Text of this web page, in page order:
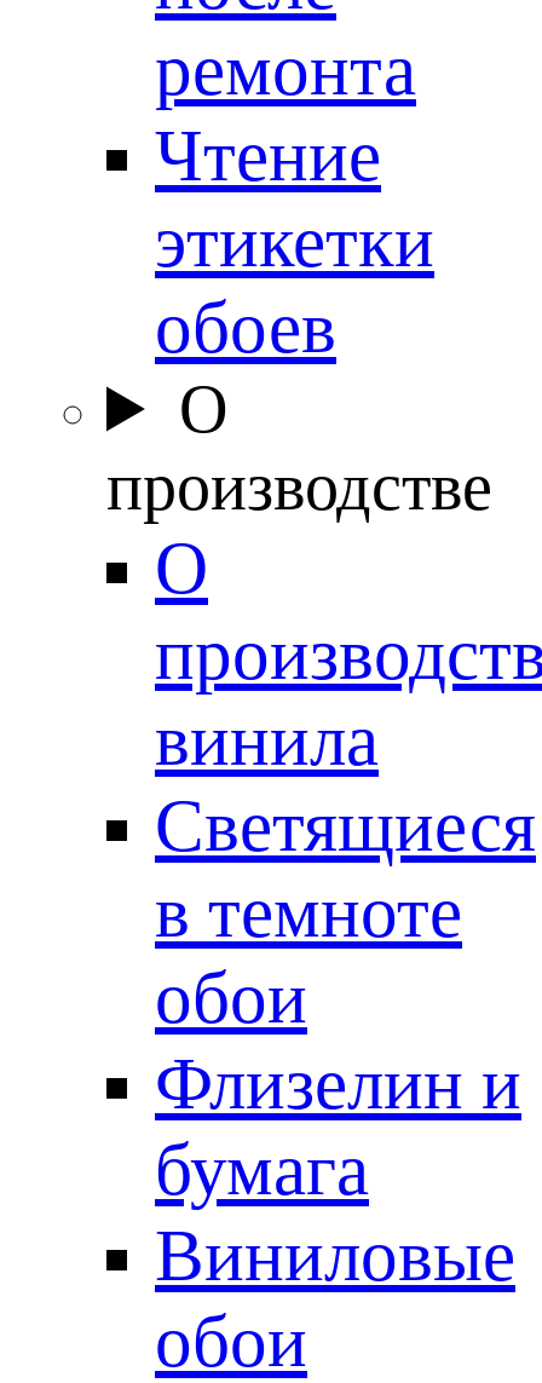
ремонта
Чтение
этикетки
обоев
О
производстве
О
винила
Светящиеся
в темноте
обои
Флизелин и
бумага
Виниловые
обои